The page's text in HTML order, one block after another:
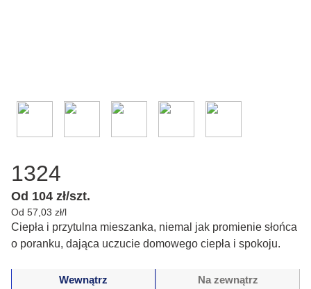
1324
Od 104 zł/szt.
Od 57,03 zł/l
Ciepła i przytulna mieszanka, niemal jak promienie słońca
o poranku, dająca uczucie domowego ciepła i spokoju.
Wewnątrz Na zewnątrz